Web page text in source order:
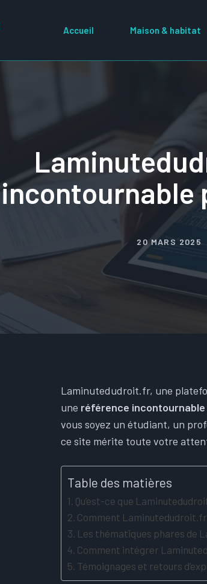
Accueil Maison & habitat
incontournable
20 MARS 2025
Laminutedudroit.fr, une
une référence incontournable
vous soyez un étudiant, un
ce site mérite toute votre
Table des matières
Qu’est-ce que
Comment
Les thématiques phares de
Comment intégrer
Témoignages et retours